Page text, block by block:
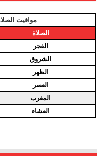
مواقيت الصلاة لليوم
الصلاة
الفجر
الشروق
الظهر
العصر
المغرب
العشاء